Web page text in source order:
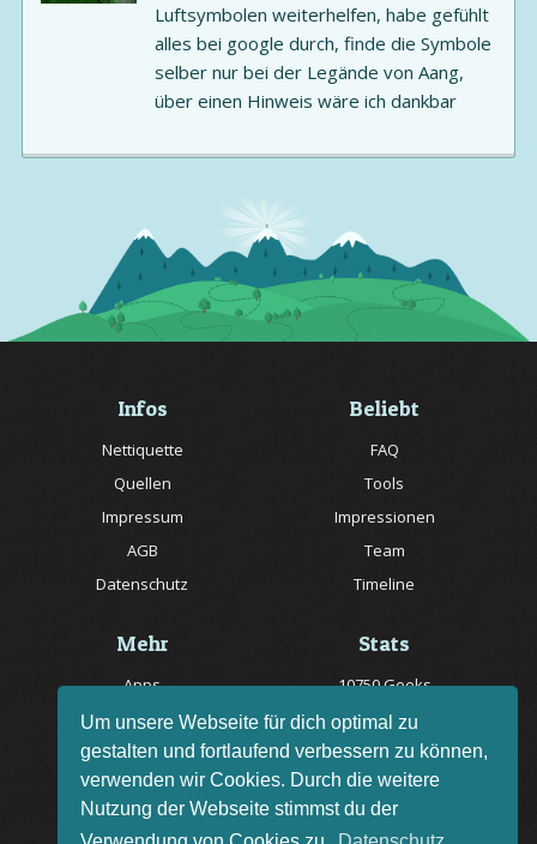
Um unsere Webseite für dich optimal zu
gestalten und fortlaufend verbessern zu können,
verwenden wir Cookies. Durch die weitere
Nutzung der Webseite stimmst du der
Luftsymbolen weiterhelfen, habe gefühlt
alles bei google durch, finde die Symbole
selber nur bei der Legände von Aang,
über einen Hinweis wäre ich dankbar
Infos
Nettiquette
Quellen
Impressum
AGB
Datenschutz
Beliebt
FAQ
Tools
Impressionen
Team
Timeline
Mehr
Apps
Jobs
Livestream
Bug melden
Rätsel des Tages
Stats
10750 Geeks
20057 Rätsel online
150 Quizfragen online